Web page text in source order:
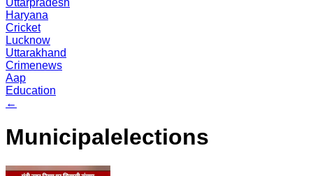
Uttarpradesh
Haryana
Cricket
Lucknow
Uttarakhand
Crimenews
Aap
Education
←
Municipalelections